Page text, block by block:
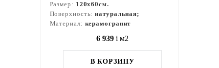
Размер: 120x60см.
Поверхность:натуральная;
Материал: керамогранит
6 939 i м2
В КОРЗИНУ